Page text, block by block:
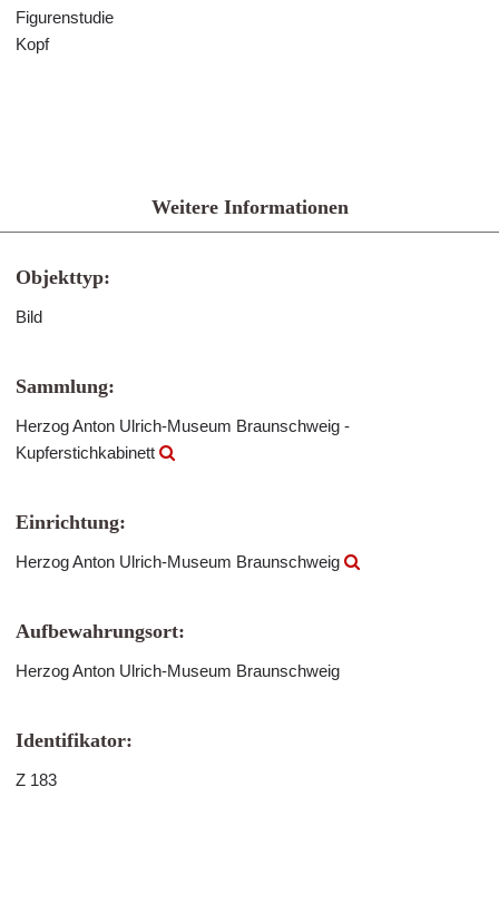
Figurenstudie
Kopf
Weitere Informationen
Objekttyp:
Bild
Sammlung:
Herzog Anton Ulrich-Museum Braunschweig -
Kupferstichkabinett
Einrichtung:
Herzog Anton Ulrich-Museum Braunschweig
Aufbewahrungsort:
Herzog Anton Ulrich-Museum Braunschweig
Identifikator:
Z 183